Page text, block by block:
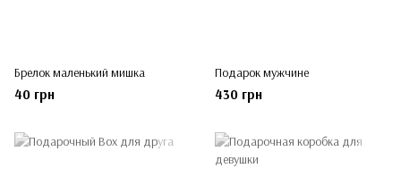
Брелок маленький мишка
40 грн
Подарок мужчине
430 грн